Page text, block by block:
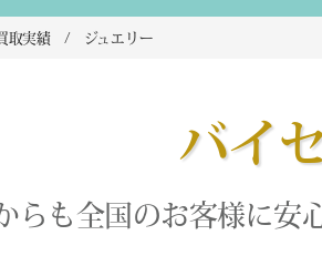
取実績 ジュエリー
バイ
らも全国のお客様に安